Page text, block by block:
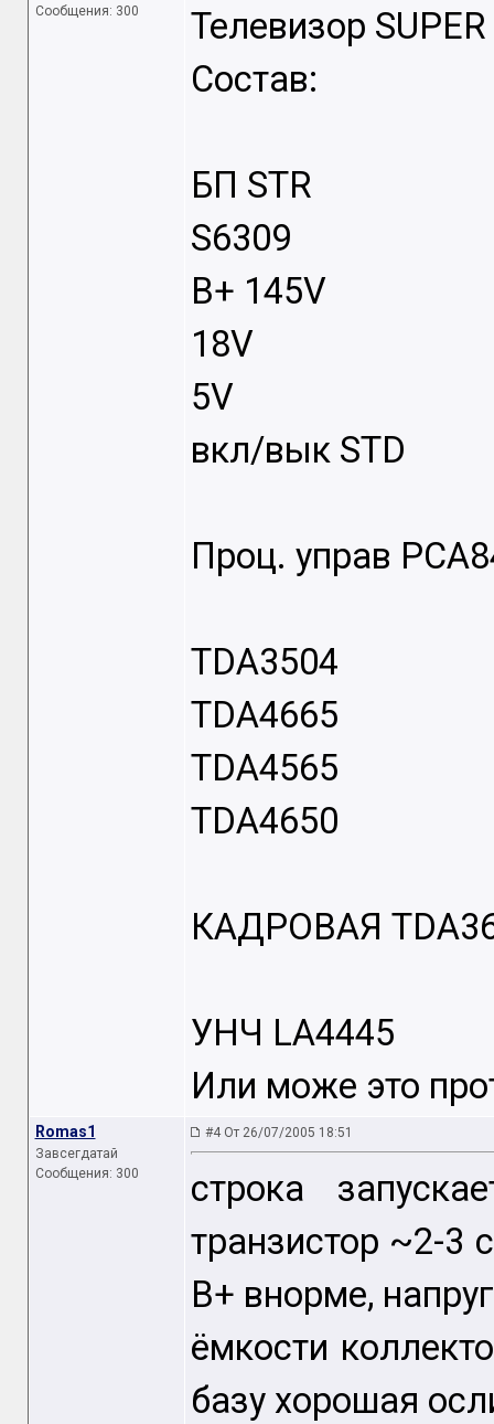
Сообщения: 300
Телевизор
Состав:
БП STR
S6309
B+ 145V
18V
5V
вкл/вык STD
Проц. управ
TDA3504
TDA4665
TDA4565
TDA4650
КАДРОВАЯ
УНЧ LA4445
Или може это
Romas1
Завсегдатай
Сообщения: 300
#4 От 26/07/2005 18:51
строка
транзистор ~2-3
В+ внорме,
ёмкости
базу хорошая